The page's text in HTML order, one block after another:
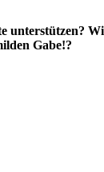
unterstützen?
Gabe!?